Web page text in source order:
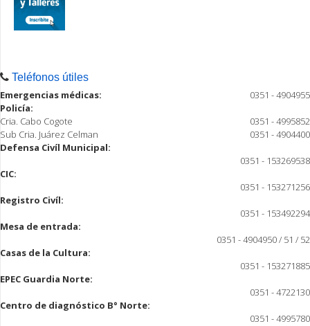
Teléfonos útiles
Emergencias médicas:
0351 - 4904955
Policía:
Cria. Cabo Cogote
0351 - 4995852
Sub Cria. Juárez Celman
0351 - 4904400
Defensa Civíl Municipal:
0351 - 153269538
CIC:
0351 - 153271256
Registro Civíl:
0351 - 153492294
Mesa de entrada:
0351 - 4904950 / 51 / 52
Casas de la Cultura:
0351 - 153271885
EPEC Guardia Norte:
0351 - 4722130
Centro de diagnóstico B° Norte:
0351 - 4995780